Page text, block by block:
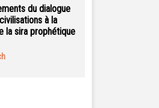
du dialogue
à la
la sira prophétique